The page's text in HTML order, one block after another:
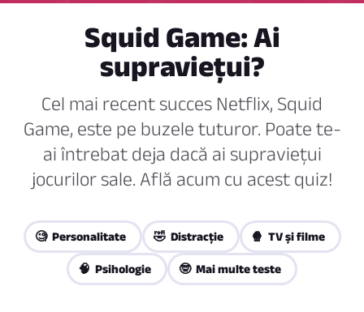
Squid Game: Ai
supraviețui?
Cel mai recent succes Netflix, Squid
Game, este pe buzele tuturor. Poate te-
ai întrebat deja dacă ai supraviețui
jocurilor sale. Află acum cu acest quiz!
🧐 Personalitate 🤣 Distracţie 🍿 TV și filme
🧠 Psihologie 🤓 Mai multe teste